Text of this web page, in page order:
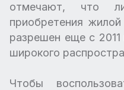
отмечают, что
приобретения
разрешен еще с 2011
широкого
Чтобы